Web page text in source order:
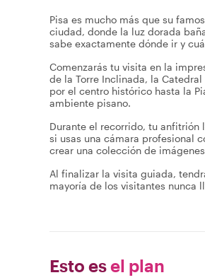
Pisa es mucho más que su
ciudad, donde la luz dorada
sabe exactamente dónde ir y
Comenzarás tu visita en la
de la Torre Inclinada, la
por el centro histórico hasta la
ambiente pisano.
Durante el recorrido, tu
si usas una cámara profesional
crear una colección de
Al finalizar la visita guiada,
mayoría de los visitantes nunca
Esto esel plan